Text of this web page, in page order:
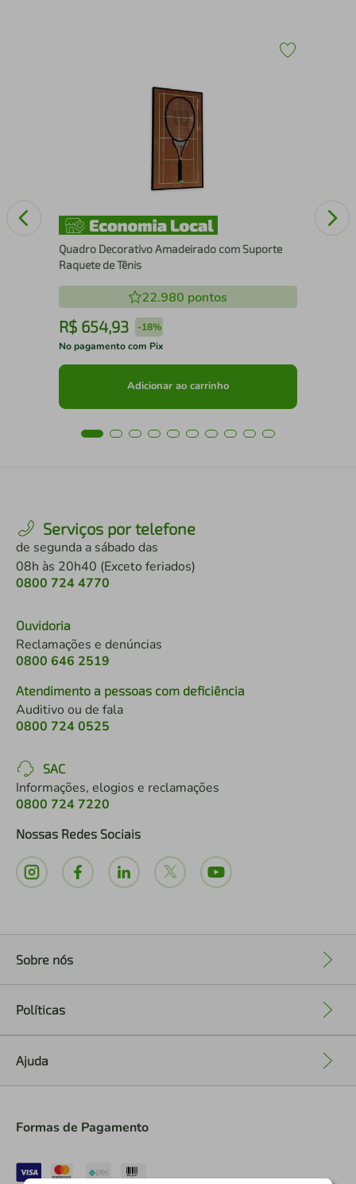
Quadro Decorativo Amadeirado com Suporte
Raquete de Tênis
22.980 pontos
R$ 654,93 -18%
No pagamento com Pix
Adicionar ao carrinho
Serviços por telefone
de segunda a sábado das
08h às 20h40 (Exceto feriados)
0800 724 4770
Ouvidoria
Reclamações e denúncias
0800 646 2519
Atendimento a pessoas com deficiência
Auditivo ou de fala
0800 724 0525
SAC
Informações, elogios e reclamações
0800 724 7220
Nossas Redes Sociais
Sobre nós
Políticas
Ajuda
Formas de Pagamento